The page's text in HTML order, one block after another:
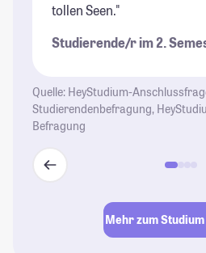
tollen Seen."
Studierende/r im 2.
Quelle: HeyStudium-
Studierendenbefragung,
Befragung
Mehr zum